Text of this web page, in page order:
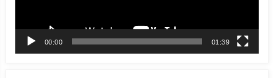
00:00 01:39